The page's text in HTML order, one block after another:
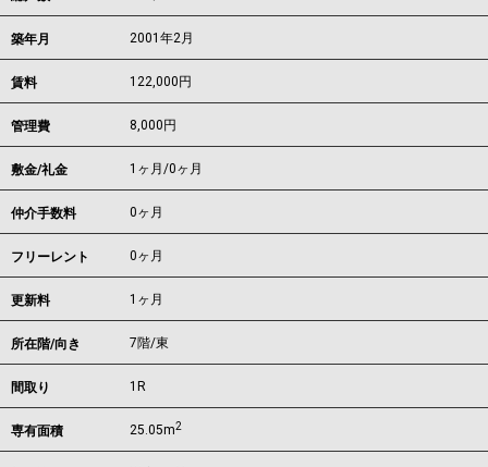
築年月 2001年2月
賃料 122,000 円
管理費 8,000円
敷金/礼金 1ヶ月/0ヶ月
仲介手数料 0ヶ月
フリーレント 0ヶ月
更新料 1ヶ月
所在階/向き 7階/東
間取り 1R
専有面積 25.05m2